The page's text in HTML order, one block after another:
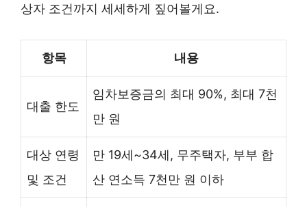
상자 조건까지 세세하게 짚어볼게요.
항목 내용
대출 한도
임차보증금의 최대 90%, 최대 7천
만 원
대상 연령
및 조건
만 19세~34세, 무주택자, 부부 합
산 연소득 7천만 원 이하